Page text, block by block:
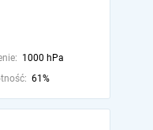
1000 hPa
61%